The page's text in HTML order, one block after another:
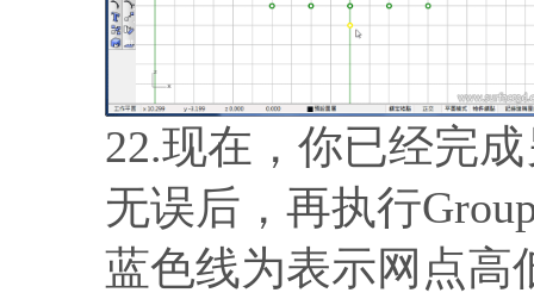
22.现在，你已经完
无误后，再执行
蓝色线为表示网点高